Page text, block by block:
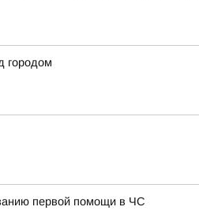
городом
первой помощи в ЧС